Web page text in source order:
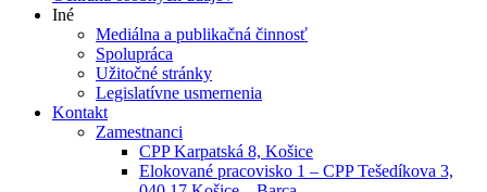
Iné
Mediálna a publikačná činnosť
Spolupráca
Užitočné stránky
Legislatívne usmernenia
Kontakt
Zamestnanci
CPP Karpatská 8, Košice
Elokované pracovisko 1 – CPP Tešedíkova 3,